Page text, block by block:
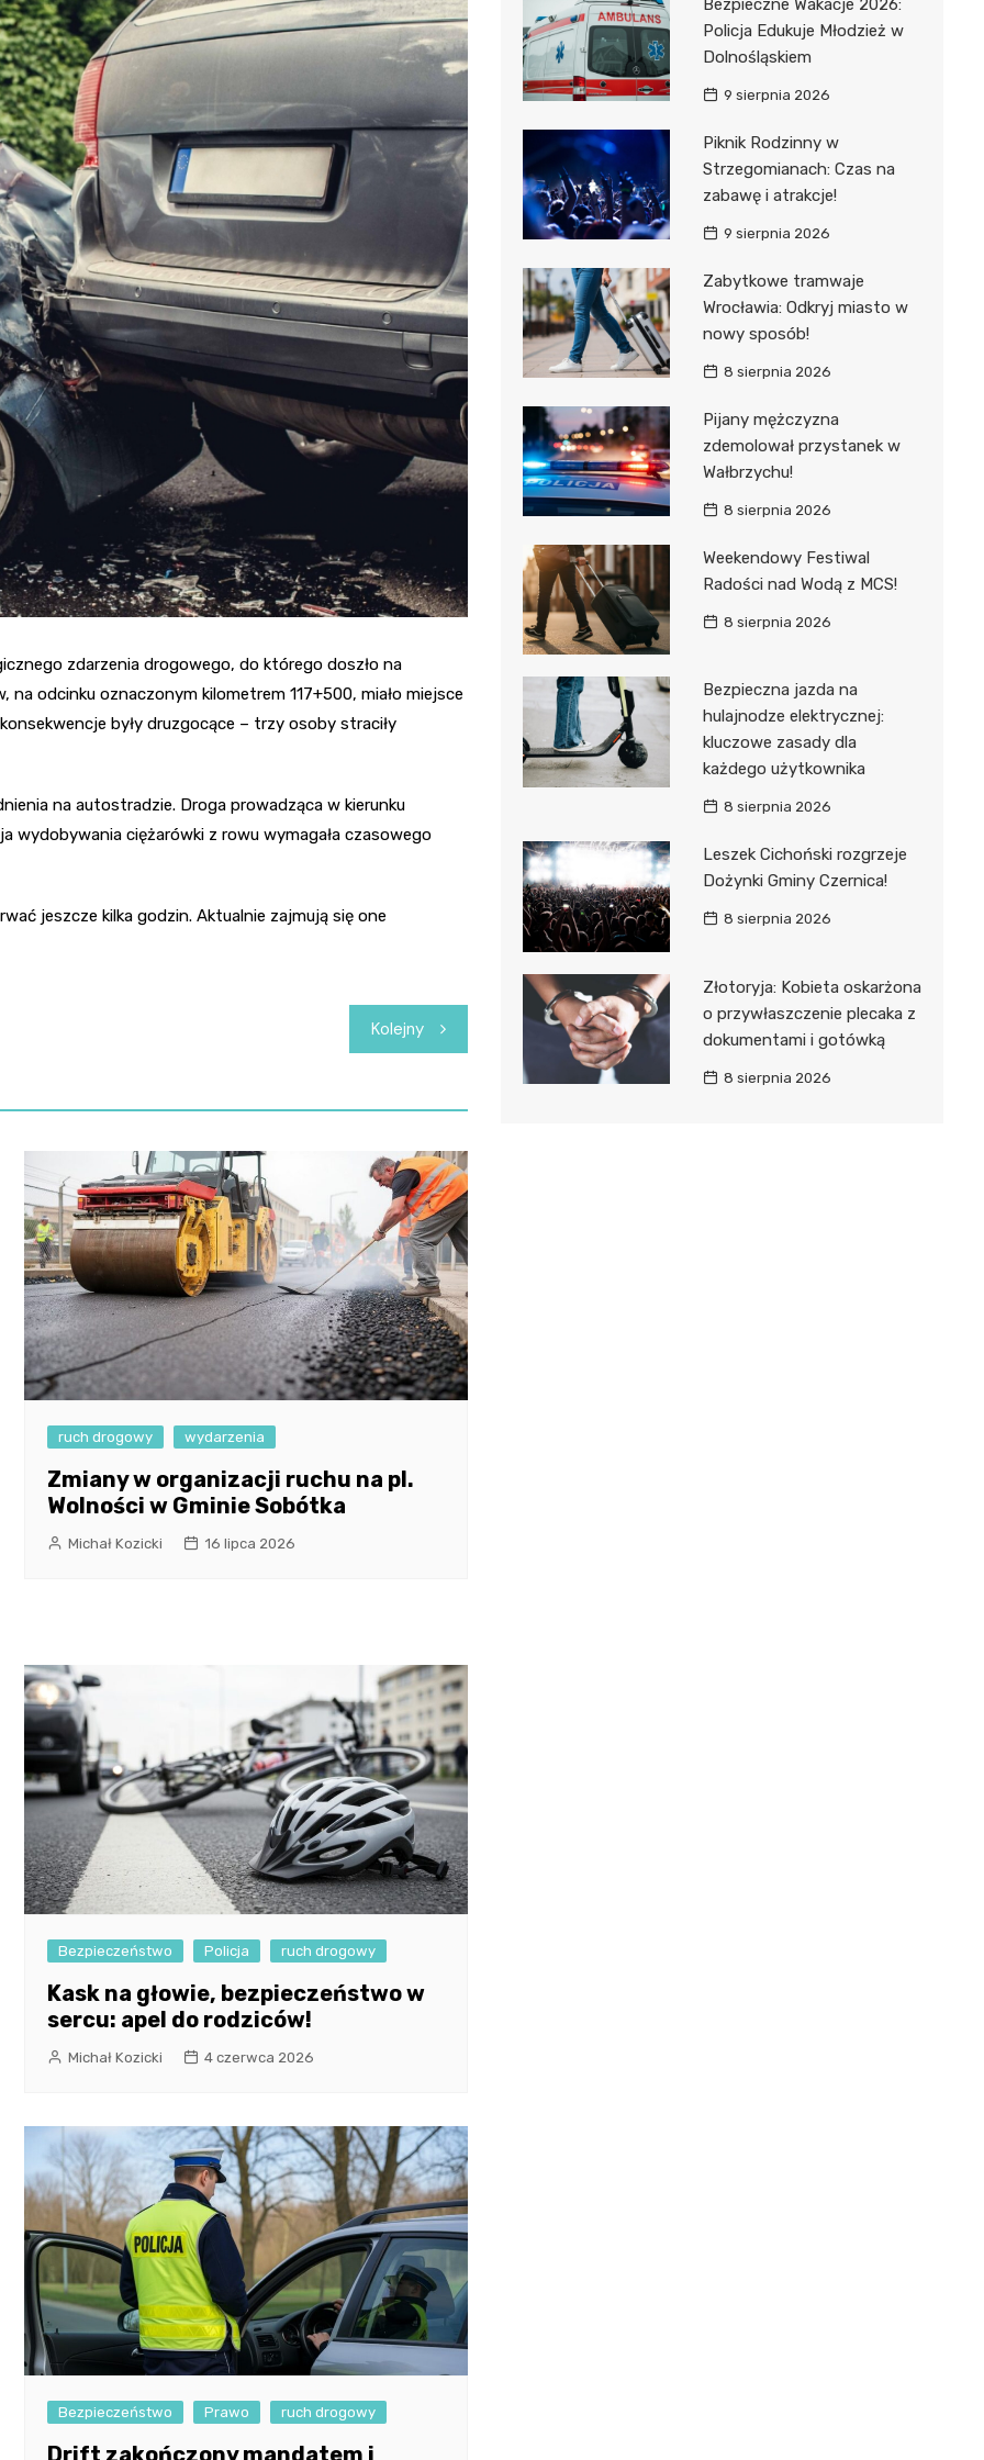
Fryzjer
Poczta
zdarzenia drogowego, do którego doszło na
odcinku oznaczonym kilometrem 117+500, miało miejsce
były druzgocące – trzy osoby straciły
na autostradzie. Droga prowadząca w kierunku
wydobywania ciężarówki z rowu wymagała czasowego
jeszcze kilka godzin. Aktualnie zajmują się one
Kolejny
ruch drogowy wydarzenia
Zmiany w organizacji ruchu na pl.
Wolności w Gminie Sobótka
Michał Kozicki 16 lipca 2026
Bezpieczeństwo Policja ruch drogowy
Kask na głowie, bezpieczeństwo w
sercu: apel do rodziców!
Michał Kozicki 4 czerwca 2026
Bezpieczeństwo Prawo ruch drogowy
Drift zakończony mandatem i
Bezpieczne Wakacje 2026:
Policja Edukuje Młodzież w
Dolnośląskiem
9 sierpnia 2026
Piknik Rodzinny w
Strzegomianach: Czas na
zabawę i atrakcje!
9 sierpnia 2026
Zabytkowe tramwaje
Wrocławia: Odkryj miasto w
nowy sposób!
8 sierpnia 2026
Pijany mężczyzna
zdemolował przystanek w
Wałbrzychu!
8 sierpnia 2026
Weekendowy Festiwal
Radości nad Wodą z MCS!
8 sierpnia 2026
Bezpieczna jazda na
hulajnodze elektrycznej:
kluczowe zasady dla
każdego użytkownika
8 sierpnia 2026
Leszek Cichoński rozgrzeje
Dożynki Gminy Czernica!
8 sierpnia 2026
Złotoryja: Kobieta oskarżona
o przywłaszczenie plecaka z
dokumentami i gotówką
8 sierpnia 2026